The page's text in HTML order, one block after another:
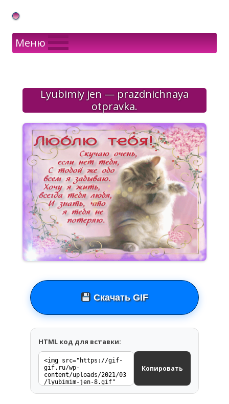
Gif Открытки в подарок
Меню
Lyubimiy jen — prazdnichnaya
otpravka.
Скачать GIF
HTML код для вставки:
Копировать